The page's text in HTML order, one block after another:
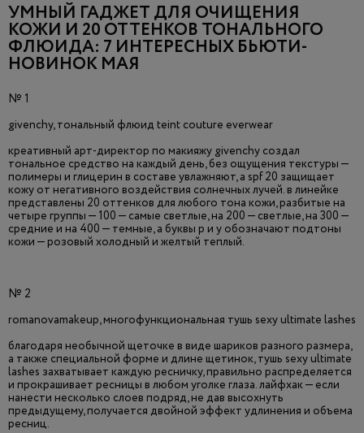
УМНЫЙ ГАДЖЕТ ДЛЯ ОЧИЩЕНИЯ
КОЖИ И 20 ОТТЕНКОВ ТОНАЛЬНОГО
ФЛЮИДА: 7 ИНТЕРЕСНЫХ БЬЮТИ-
НОВИНОК МАЯ
№ 1
givenchy, тональный флюид teint couture everwear
креативный арт-директор по макияжу givenchy создал
тональное средство на каждый день, без ощущения текстуры —
полимеры и глицерин в составе увлажняют, а spf 20 защищает
кожу от негативного воздействия солнечных лучей. в линейке
представлены 20 оттенков для любого тона кожи, разбитые на
четыре группы — 100 — самые светлые, на 200 — светлые, на 300 —
средние и на 400 — темные, а буквы p и y обозначают подтоны
кожи — розовый холодный и желтый теплый.
№ 2
romanovamakeup, многофункциональная тушь sexy ultimate lashes
благодаря необычной щеточке в виде шариков разного размера,
а также специальной форме и длине щетинок, тушь sexy ultimate
lashes захватывает каждую ресничку, правильно распределяется
и прокрашивает ресницы в любом уголке глаза. лайфхак — если
нанести несколько слоев подряд, не дав высохнуть
предыдущему, получается двойной эффект удлинения и объема
ресниц.